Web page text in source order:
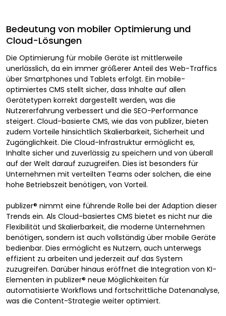
Bedeutung von mobiler Optimierung und
Cloud-Lösungen
Die Optimierung für mobile Geräte ist mittlerweile
unerlässlich, da ein immer größerer Anteil des Web-Traffics
über Smartphones und Tablets erfolgt. Ein mobile-
optimiertes CMS stellt sicher, dass Inhalte auf allen
Gerätetypen korrekt dargestellt werden, was die
Nutzererfahrung verbessert und die SEO-Performance
steigert. Cloud-basierte CMS, wie das von publizer, bieten
zudem Vorteile hinsichtlich Skalierbarkeit, Sicherheit und
Zugänglichkeit. Die Cloud-Infrastruktur ermöglicht es,
Inhalte sicher und zuverlässig zu speichern und von überall
auf der Welt darauf zuzugreifen. Dies ist besonders für
Unternehmen mit verteilten Teams oder solchen, die eine
hohe Betriebszeit benötigen, von Vorteil.
publizer® nimmt eine führende Rolle bei der Adaption dieser
Trends ein. Als Cloud-basiertes CMS bietet es nicht nur die
Flexibilität und Skalierbarkeit, die moderne Unternehmen
benötigen, sondern ist auch vollständig über mobile Geräte
bedienbar. Dies ermöglicht es Nutzern, auch unterwegs
effizient zu arbeiten und jederzeit auf das System
zuzugreifen. Darüber hinaus eröffnet die Integration von KI-
Elementen in publizer® neue Möglichkeiten für
automatisierte Workflows und fortschrittliche Datenanalyse,
was die Content-Strategie weiter optimiert.